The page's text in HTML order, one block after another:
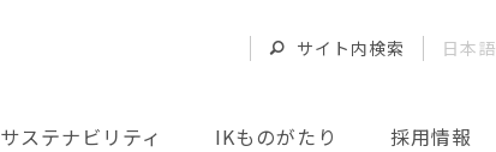
サステナビリティ IKものがたり 採用情報
サイト内検索 日本語